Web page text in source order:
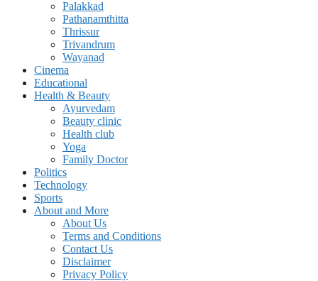
Palakkad
Pathanamthitta
Thrissur
Trivandrum
Wayanad
Cinema
Educational
Health & Beauty
Ayurvedam
Beauty clinic
Health club
Yoga
Family Doctor
Politics
Technology
Sports
About and More
About Us
Terms and Conditions
Contact Us
Disclaimer
Privacy Policy